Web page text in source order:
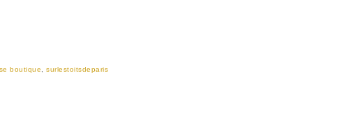
boutique,surlestoitsdeparis